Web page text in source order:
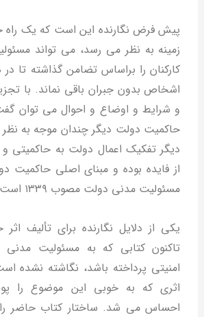
پیش فرض نگارنده این است که یک
زمینه به نظر می رسد، می تواند
کارکنان را براساس تضامن گذاشته تا
اشخاص بدون جبران باقی نماند. با
و شرایط و اوضاع و احوال می توان
حاکمیت دولت دیگر چندان موجه به
دیگر تفکیک اعمال دولت به
مسئولیت مدنی دولت مصوب ۱۳۳۹ است.
یکی از دلایل نگارنده برای تألیف
تاکنون کتابی که به مسئولیت مدنی
امنیتی پرداخته باشد، نگاشته نشده
اثری که به خوبی این موضوع را
احساس می شد. ساختار کتاب حاضر